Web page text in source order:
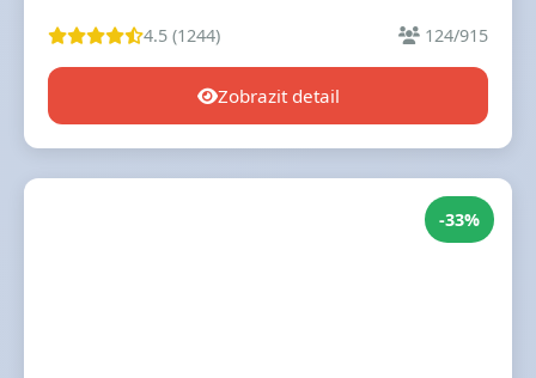
4.5 (1244) 124/915
Zobrazit detail
-33%